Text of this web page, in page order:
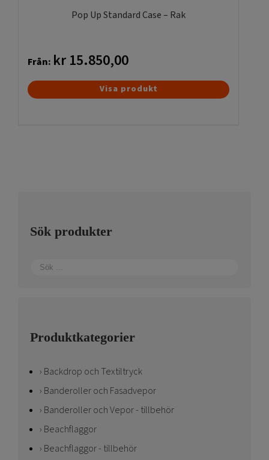
Pop Up Standard Case – Rak
Från: kr15.850,00
Den
här
Visa produkt
Sök produkter
Produktkategorier
Backdrop och Textiltryck
Banderoller och Fasadvepor
Banderoller och Vepor - tillbehör
Beachflaggor
Beachflaggor - tillbehör